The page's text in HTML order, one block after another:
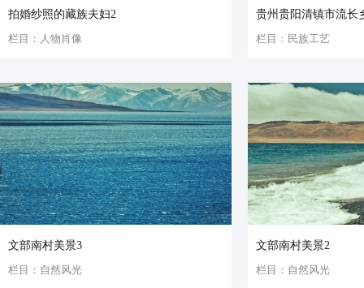
拍婚纱照的藏族夫妇2
栏目：人物肖像
贵州贵阳清镇市流长
栏目：民族工艺
文部南村美景3
栏目：自然风光
文部南村美景2
栏目：自然风光